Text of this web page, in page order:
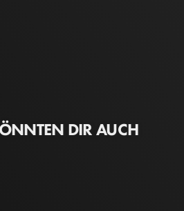
DIR AUCH